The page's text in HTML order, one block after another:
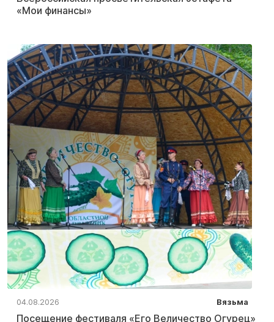
«Мои финансы»
04.08.2026 Вязьма
Посещение фестиваля «Его Величество Огурец»